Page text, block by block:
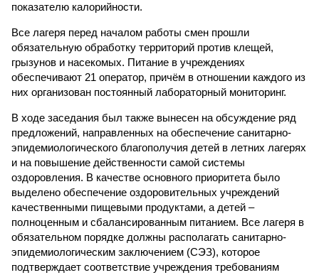
показателю калорийности.
Все лагеря перед началом работы смен прошли
обязательную обработку территорий против клещей,
грызунов и насекомых. Питание в учреждениях
обеспечивают 21 оператор, причём в отношении каждого из
них организован постоянный лабораторный мониторинг.
В ходе заседания был также вынесен на обсуждение ряд
предложений, направленных на обеспечение санитарно-
эпидемиологического благополучия детей в летних лагерях
и на повышение действенности самой системы
оздоровления. В качестве основного приоритета было
выделено обеспечение оздоровительных учреждений
качественными пищевыми продуктами, а детей –
полноценным и сбалансированным питанием. Все лагеря в
обязательном порядке должны располагать санитарно-
эпидемиологическим заключением (СЭЗ), которое
подтверждает соответствие учреждения требованиям